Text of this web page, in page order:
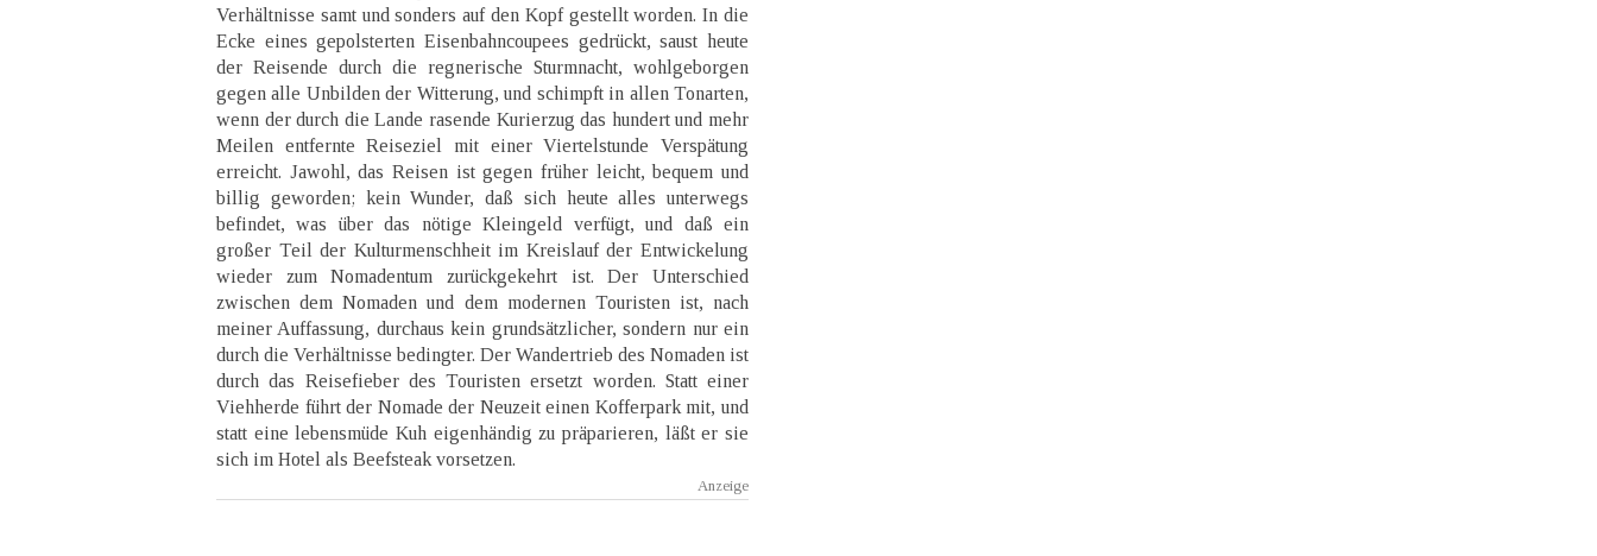
Verhältnisse samt und sonders auf den Kopf gestellt worden. In die
Ecke eines gepolsterten Eisenbahncoupees gedrückt, saust heute
der Reisende durch die regnerische Sturmnacht, wohlgeborgen
gegen alle Unbilden der Witterung, und schimpft in allen Tonarten,
wenn der durch die Lande rasende Kurierzug das hundert und mehr
Meilen entfernte Reiseziel mit einer Viertelstunde Verspätung
erreicht. Jawohl, das Reisen ist gegen früher leicht, bequem und
billig geworden; kein Wunder, daß sich heute alles unterwegs
befindet, was über das nötige Kleingeld verfügt, und daß ein
großer Teil der Kulturmenschheit im Kreislauf der Entwickelung
wieder zum Nomadentum zurückgekehrt ist. Der Unterschied
zwischen dem Nomaden und dem modernen Touristen ist, nach
meiner Auffassung, durchaus kein grundsätzlicher, sondern nur ein
durch die Verhältnisse bedingter. Der Wandertrieb des Nomaden ist
durch das Reisefieber des Touristen ersetzt worden. Statt einer
Viehherde führt der Nomade der Neuzeit einen Kofferpark mit, und
statt eine lebensmüde Kuh eigenhändig zu präparieren, läßt er sie
sich im Hotel als Beefsteak vorsetzen.